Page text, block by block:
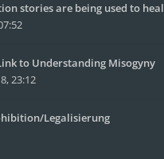
stories are being used to heal
to Understanding Misogyny
23:12
Legalisierung